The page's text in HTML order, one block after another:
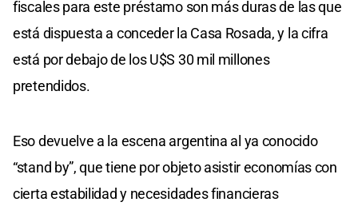
fiscales para este préstamo son más duras de las que
está dispuesta a conceder la Casa Rosada, y la cifra
está por debajo de los U$S 30 mil millones
pretendidos.
Eso devuelve a la escena argentina al ya conocido
“stand by”, que tiene por objeto asistir economías con
cierta estabilidad y necesidades financieras